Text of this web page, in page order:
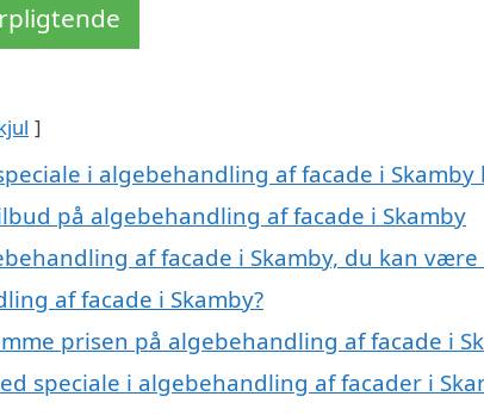
i algebehandling af facade i
på algebehandling af facade i Skamby
af facade i Skamby, du kan
af facade i Skamby?
prisen på algebehandling af facade i
speciale i algebehandling af facader i